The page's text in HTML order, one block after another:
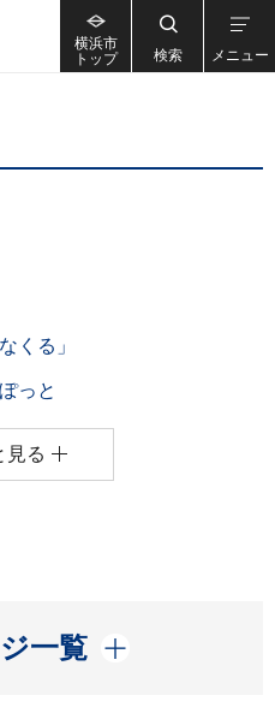
横浜市
トップ
検索 メニュー
くる」
っと
見る
一覧
開く